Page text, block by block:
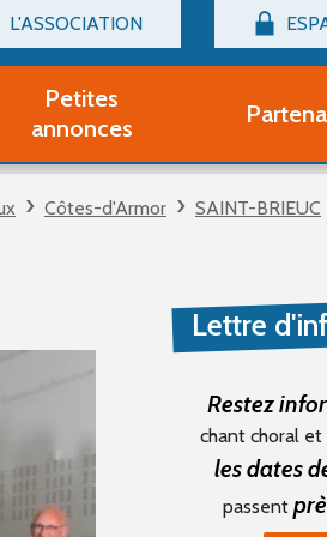
L'ASSOCIATION
Billetterie
adhérent Groupe Vocal
adhérent Partenaire
un compte Découverte
Petites
annonces
d'occasion
Côtes-d'Armor SAINT-BRIEUC
Lettre
Restez
chant choral et
les dates
passent